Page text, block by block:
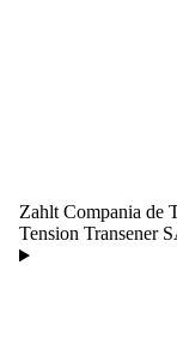
Zahlt Compania de
Tension Transener